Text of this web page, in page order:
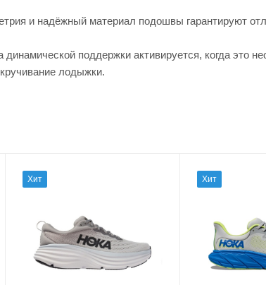
и надёжный материал подошвы гарантируют
поддержки активируется, когда это
лодыжки.
Хит Хит